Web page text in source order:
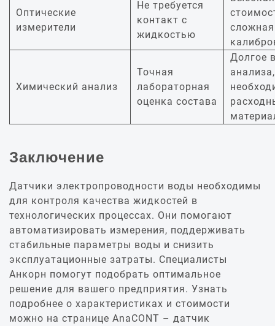
Оптические
измерители
Не требуется
контакт с
жидкостью
сложная
Химический анализ
Точная
лабораторная
оценка состава
Долгое
анализа,
Заключение
Датчики электропроводности воды необходимы
для контроля качества жидкостей в
технологических процессах. Они помогают
автоматизировать измерения, поддерживать
стабильные параметры воды и снизить
эксплуатационные затраты. Специалисты
Анкорн помогут подобрать оптимальное
решение для вашего предприятия. Узнать
подробнее о характеристиках и стоимости
можно на странице AnaCONT – датчик